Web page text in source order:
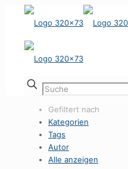
Gefiltert nach
Kategorien
Tags
Autor
Alle anzeigen